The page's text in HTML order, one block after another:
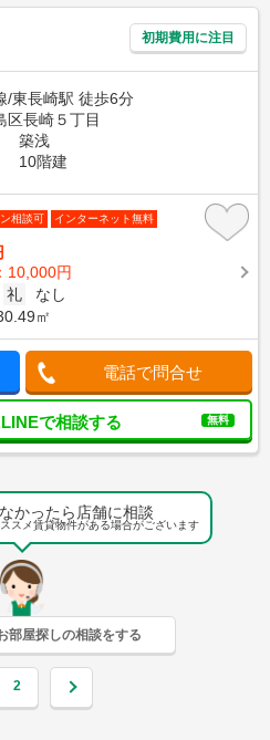
初期費用に注目
/東長崎駅 徒歩6分
区長崎５丁目
築浅
10階建
相談可 インターネット無料
10,000円
礼
なし
㎡
電話で問合せ
で相談する 無料
かったら店舗に相談
スメ賃貸物件がある場合がございます
部屋探しの相談をする
2